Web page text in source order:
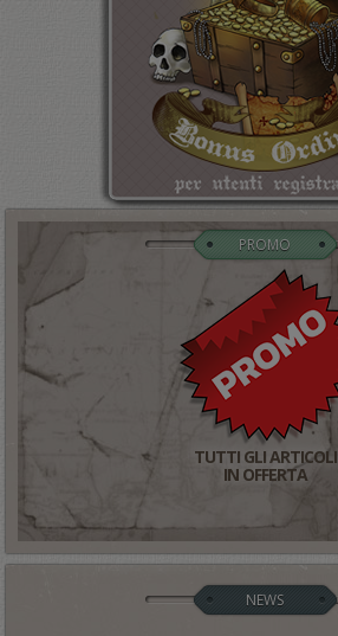
PROMO
TUTTI GLI ARTICOLI
IN OFFERTA
NEWS